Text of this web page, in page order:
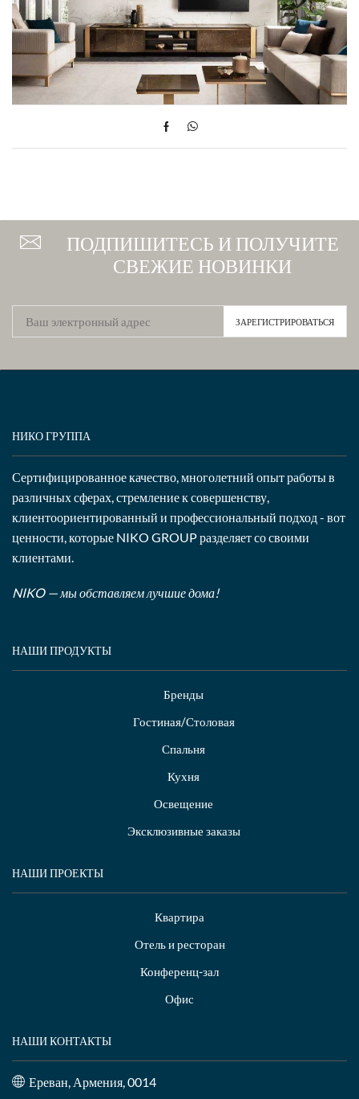
ПОДПИШИТЕСЬ И ПОЛУЧИТЕ
СВЕЖИЕ НОВИНКИ
НИКО ГРУППА
Сертифицированное качество, многолетний опыт работы в
различных сферах, стремление к совершенству,
клиентоориентированный и профессиональный подход - вот
ценности, которые NIKO GROUP разделяет со своими
клиентами.
NIKO — мы обставляем лучшие дома!
НАШИ ПРОДУКТЫ
Бренды
Гостиная/Столовая
Спальня
Кухня
Освещение
Эксклюзивные заказы
НАШИ ПРОЕКТЫ
Квартира
Отель и ресторан
Конференц-зал
Офис
НАШИ КОНТАКТЫ
Ереван, Армения, 0014